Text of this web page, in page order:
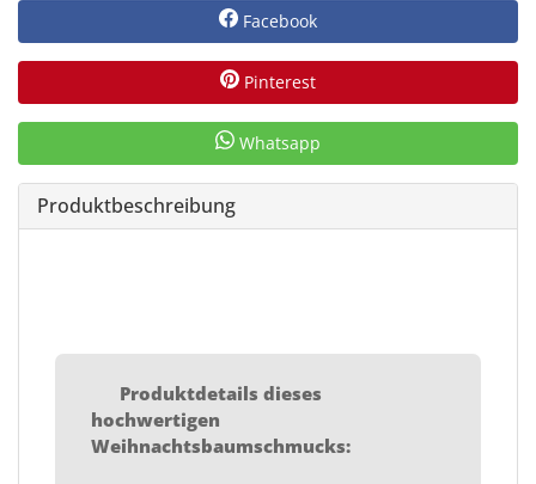
Facebook
Pinterest
Whatsapp
Produktbeschreibung
Produktdetails dieses
hochwertigen
Weihnachtsbaumschmucks: